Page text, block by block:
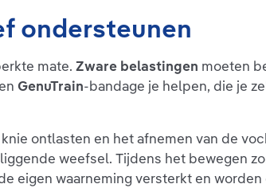
ondersteunen
mate. Zware belastingen moeten
GenuTrain-bandage je helpen, die je
ontlasten en het afnemen van de
weefsel. Tijdens het bewegen
eigen waarneming versterkt en